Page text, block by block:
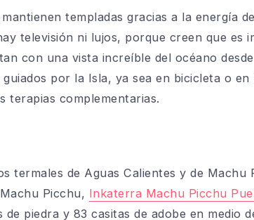
templadas gracias a la energía
televisión ni lujos, porque creen que es
con una vista increíble del océano
por la Isla, ya sea en bicicleta o
terapias complementarias.
termales de Aguas Calientes y de Machu
Picchu, Inkaterra Machu Picchu
piedra y 83 casitas de adobe en medio